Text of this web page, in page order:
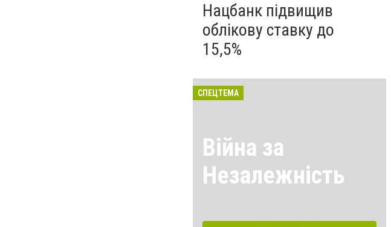
Нацбанк підвищив
облікову ставку до
15,5%
СПЕЦТЕМА
Війна за
Незалежність